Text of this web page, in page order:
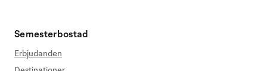
Semesterbostad
Erbjudanden